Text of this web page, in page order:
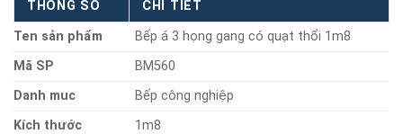
THÔNG SỐ
CHI TIẾT
Ten sản phẩm
Bếp á 3 họng gang có quạt thổi 1m8
Mã SP
BM560
Danh muc
Bếp công nghiệp
Kích thước
1m8